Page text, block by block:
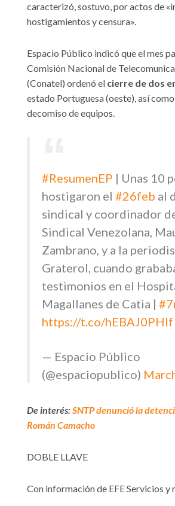
caracterizó, sostuvo, por actos de
hostigamientos y censura».
Espacio Público indicó que el mes
Comisión Nacional de
(Conatel) ordenó el cierre de dos
estado Portuguesa (oeste), así
decomiso de equipos.
#ResumenEP | Unas 10
hostigaron el #26feb al
sindical y coordinador
Sindical Venezolana,
Zambrano, y a la
Graterol, cuando
testimonios en el
Magallanes de Catia |
https://t.co/hEBAJ0PHlf
— Espacio Público
(@espaciopublico)
De interés:SNTP denunció la
Román Camacho
DOBLE LLAVE
Con información de EFE Servicios y